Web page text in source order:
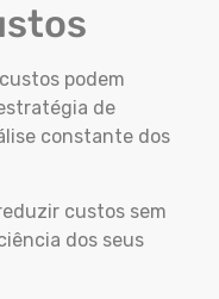
podem
de
constante dos
custos sem
dos seus